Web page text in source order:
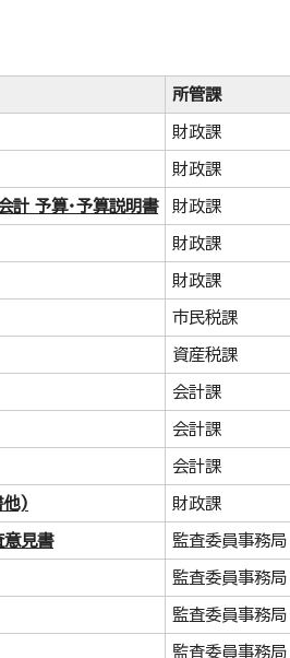
所管課
財政課
財政課
計 予算・予算説明書 財政課
財政課
財政課
市民税課
資産税課
会計課
会計課
会計課
他) 財政課
意見書 監査委員事務局
監査委員事務局
監査委員事務局
監査委員事務局